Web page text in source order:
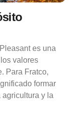
es una
valores
Para Fratco,
formar
agricultura y la